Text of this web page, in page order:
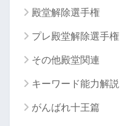
殿堂解除選手権
プレ殿堂解除選手権
その他殿堂関連
キーワード能力解説
がんばれ十王篇